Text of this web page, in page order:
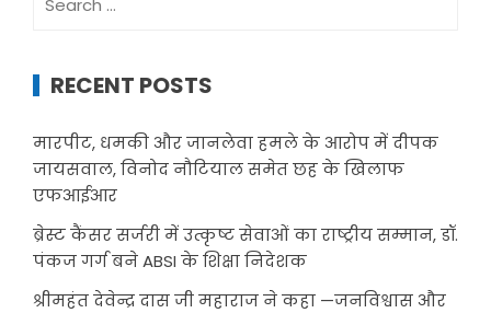
for:
RECENT POSTS
मारपीट, धमकी और जानलेवा हमले के आरोप में दीपक
जायसवाल, विनोद नौटियाल समेत छह के खिलाफ
एफआईआर
ब्रेस्ट कैंसर सर्जरी में उत्कृष्ट सेवाओं का राष्ट्रीय सम्मान, डॉ.
पंकज गर्ग बने ABSI के शिक्षा निदेशक
श्रीमहंत देवेन्द्र दास जी महाराज ने कहा —जनविश्वास और